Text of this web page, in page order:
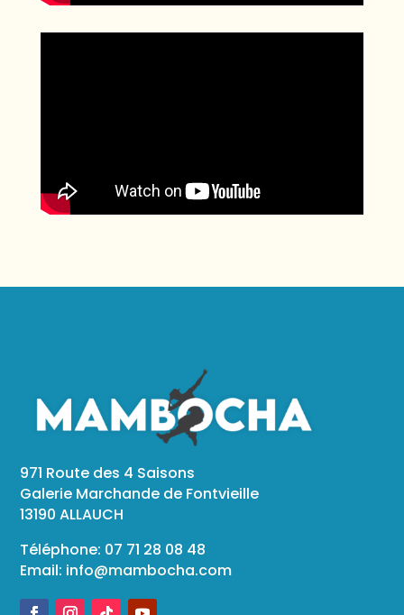
971 Route des 4 Saisons
Galerie Marchande de Fontvieille
13190 ALLAUCH
Téléphone: 07 71 28 08 48
Email: info@mambocha.com